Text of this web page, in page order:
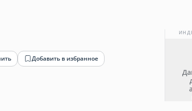
Добавить в избранное